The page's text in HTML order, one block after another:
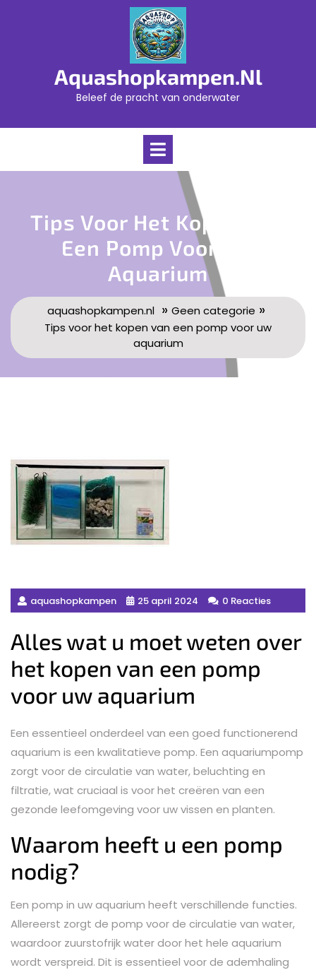
Aquashopkampen.nl
Beleef de pracht van onderwater
Open
Tips Voor Het Kopen Van
Een Pomp Voor Uw
Aquarium
aquashopkampen.nl » Geen categorie »
Tips voor het kopen van een pomp voor uw
aquarium
aquashopkampen 25 april 2024 0 Reacties
Alles wat u moet weten over
het kopen van een pomp
voor uw aquarium
Een essentieel onderdeel van een goed functionerend
aquarium is een kwalitatieve pomp. Een aquariumpomp
zorgt voor de circulatie van water, beluchting en
filtratie, wat cruciaal is voor het creëren van een
gezonde leefomgeving voor uw vissen en planten.
Waarom heeft u een pomp
nodig?
Een pomp in uw aquarium heeft verschillende functies.
Allereerst zorgt de pomp voor de circulatie van water,
waardoor zuurstofrijk water door het hele aquarium
wordt verspreid. Dit is essentieel voor de ademhaling